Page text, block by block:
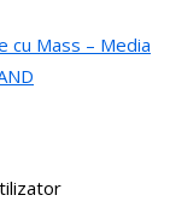
cu Mass – Media